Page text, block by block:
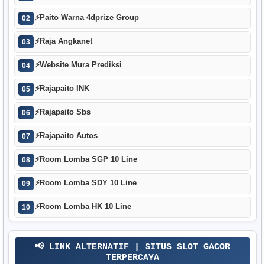
02 ⚡Paito Warna 4dprize Group
03 ⚡Raja Angkanet
04 ⚡Website Mura Prediksi
05 ⚡Rajapaito INK
06 ⚡Rajapaito Sbs
07 ⚡Rajapaito Autos
08 ⚡Room Lomba SGP 10 Line
09 ⚡Room Lomba SDY 10 Line
10 ⚡Room Lomba HK 10 Line
📢 LINK ALTERNATIF | SITUS SLOT GACOR
TERPERCAYA